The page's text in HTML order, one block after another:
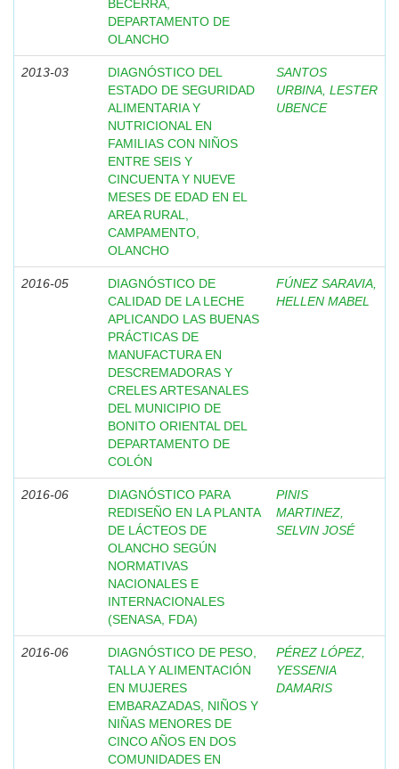
BECERRA,
DEPARTAMENTO DE
OLANCHO
2013-03
DIAGNÓSTICO DEL
ESTADO DE SEGURIDAD
ALIMENTARIA Y
NUTRICIONAL EN
FAMILIAS CON NIÑOS
ENTRE SEIS Y
CINCUENTA Y NUEVE
MESES DE EDAD EN EL
AREA RURAL,
CAMPAMENTO,
OLANCHO
SANTOS
URBINA, LESTER
UBENCE
2016-05
DIAGNÓSTICO DE
CALIDAD DE LA LECHE
APLICANDO LAS BUENAS
PRÁCTICAS DE
MANUFACTURA EN
DESCREMADORAS Y
CRELES ARTESANALES
DEL MUNICIPIO DE
BONITO ORIENTAL DEL
DEPARTAMENTO DE
COLÓN
FÚNEZ SARAVIA,
HELLEN MABEL
2016-06
DIAGNÓSTICO PARA
REDISEÑO EN LA PLANTA
DE LÁCTEOS DE
OLANCHO SEGÚN
NORMATIVAS
NACIONALES E
INTERNACIONALES
(SENASA, FDA)
PINIS
MARTINEZ,
SELVIN JOSÉ
2016-06
DIAGNÓSTICO DE PESO,
TALLA Y ALIMENTACIÓN
EN MUJERES
EMBARAZADAS, NIÑOS Y
NIÑAS MENORES DE
CINCO AÑOS EN DOS
COMUNIDADES EN
PÉREZ LÓPEZ,
YESSENIA
DAMARIS